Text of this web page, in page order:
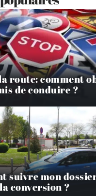
route: comment
de conduire ?
suivre mon
conversion ?